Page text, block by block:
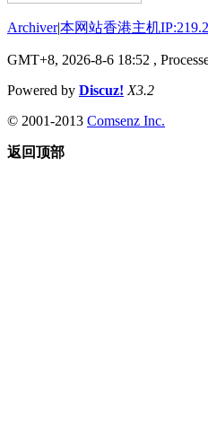
Archiver|本网站香港主机
GMT+8, 2026-8-6 18:52 ,
Powered by Discuz! X3.2
© 2001-2013 Comsenz Inc.
返回顶部